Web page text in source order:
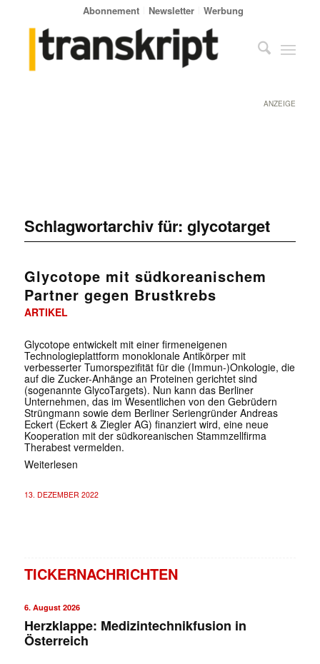
Abonnement Newsletter Werbung
ANZEIGE
Schlagwortarchiv für: glycotarget
Glycotope mit südkoreanischem
Partner gegen Brustkrebs
ARTIKEL
Glycotope entwickelt mit einer firmeneigenen
Technologieplattform monoklonale Antikörper mit
verbesserter Tumorspezifität für die (Immun-)Onkologie, die
auf die Zucker-Anhänge an Proteinen gerichtet sind
(sogenannte GlycoTargets). Nun kann das Berliner
Unternehmen, das im Wesentlichen von den Gebrüdern
Strüngmann sowie dem Berliner Seriengründer Andreas
Eckert (Eckert & Ziegler AG) finanziert wird, eine neue
Kooperation mit der südkoreanischen Stammzellfirma
Therabest vermelden.
Weiterlesen
13. DEZEMBER 2022
TICKERNACHRICHTEN
6. August 2026
Herzklappe: Medizintechnikfusion in
Österreich